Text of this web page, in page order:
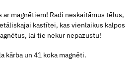
ar magnētiem! Radi neskaitāmus tēlus,
kastītei, kas vienlaikus kalpos
lai tie nekur nepazustu!
kārba un 41 koka magnēti.